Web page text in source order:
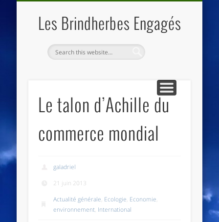
Les Brindherbes Engagés
Le talon d’Achille du
commerce mondial
galadriel
21 juin 2013
Actualité générale, Ecologie, Economie,
environnement, International